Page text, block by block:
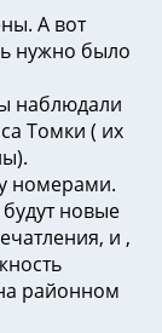
А вот
нужно было
наблюдали
Томки ( их
номерами.
новые
и ,
районном